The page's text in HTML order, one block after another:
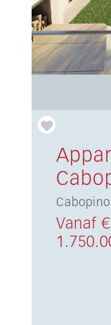
Cabopino
Vanaf €